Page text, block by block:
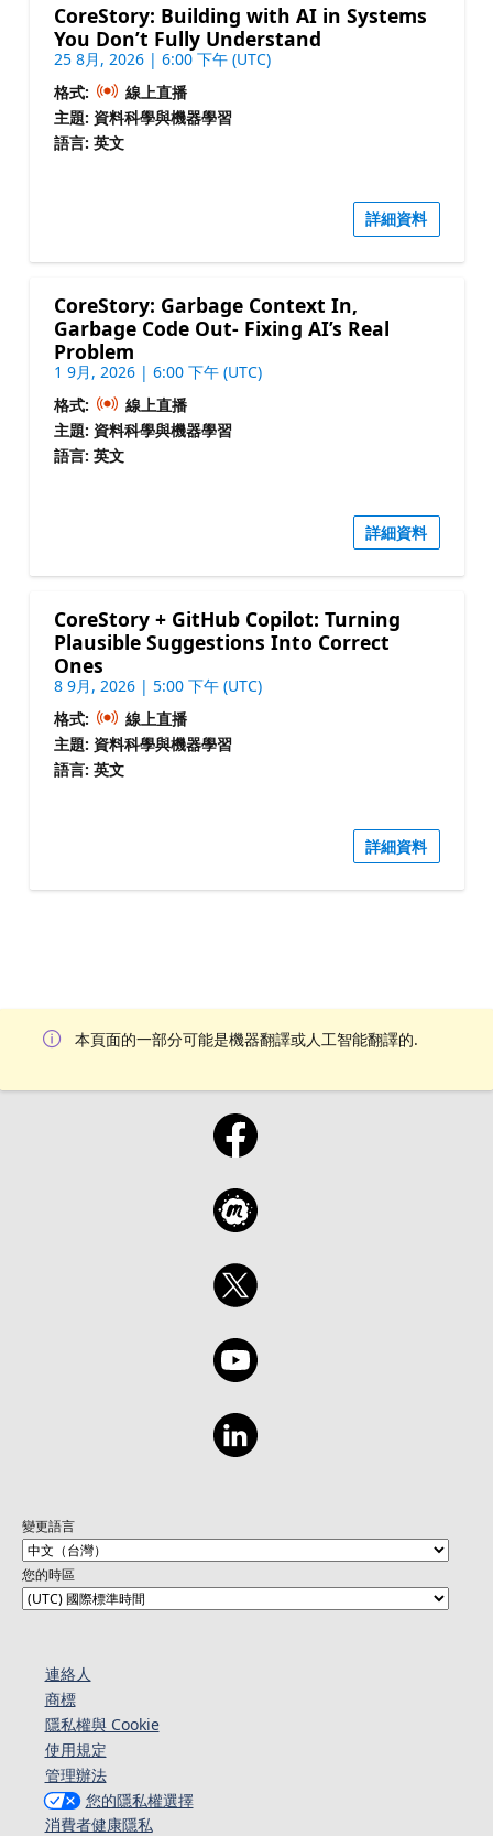
CoreStory: Building with AI in Systems
You Don’t Fully Understand
25 8月, 2026 | 6:00 下午 (UTC)
格式:
線上直播
主題: 資料科學與機器學習
語言: 英文
詳細資料
CoreStory: Garbage Context In,
Garbage Code Out- Fixing AI’s Real
Problem
1 9月, 2026 | 6:00 下午 (UTC)
格式:
線上直播
主題: 資料科學與機器學習
語言: 英文
詳細資料
CoreStory + GitHub Copilot: Turning
Plausible Suggestions Into Correct
Ones
8 9月, 2026 | 5:00 下午 (UTC)
格式:
線上直播
主題: 資料科學與機器學習
語言: 英文
詳細資料
本頁面的一部分可能是機器翻譯或人工智能翻譯的.
變更語言
您的時區
連絡人​​
商標
隱私權與 Cookie
使用規定
管理辦法
您的隱私權選擇
消費者健康隱私